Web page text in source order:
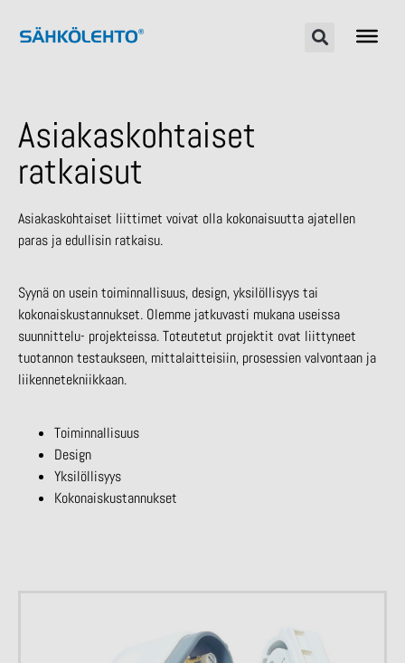
Asiakaskohtaiset
ratkaisut
Asiakaskohtaiset liittimet voivat olla kokonaisuutta ajatellen
paras ja edullisin ratkaisu.
Syynä on usein toiminnallisuus, design, yksilöllisyys tai
kokonaiskustannukset. Olemme jatkuvasti mukana useissa
suunnittelu- projekteissa. Toteutetut projektit ovat liittyneet
tuotannon testaukseen, mittalaitteisiin, prosessien valvontaan ja
liikennetekniikkaan.
Toiminnallisuus
Design
Yksilöllisyys
Kokonaiskustannukset